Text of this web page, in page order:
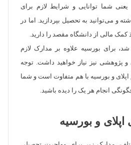
شما توانایی و شرایط لازم برای
و می‌توانید به تحصیل بپردازید. اما در
مالی از دانشگاه مقصد را دارید.
برای بورسیه علاوه بر مدارک لازم
و پژوهشی نیز نیاز خواهید داشت. توجه
اپلای و بورسیه با هم متفاوت است و شما
انجام هر یک را دیده باشید.
و بورسیه